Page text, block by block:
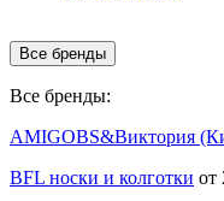
Все бренды
Все бренды:
AMIGOBS&Виктория
BFL носки и колготки от